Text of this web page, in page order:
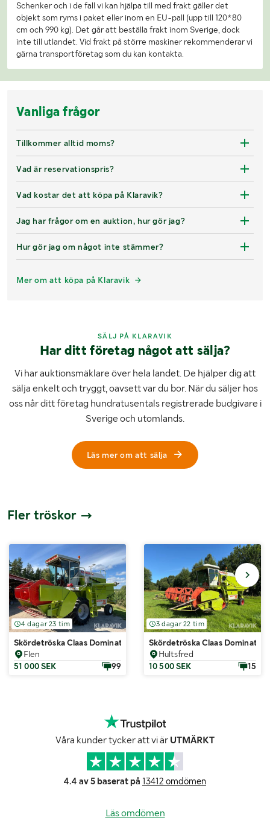
Schenker och i de fall vi kan hjälpa till med frakt gäller det
objekt som ryms i paket eller inom en EU-pall (upp till 120*80
cm och 990 kg). Det går att beställa frakt inom Sverige, dock
inte till utlandet. Vid frakt på större maskiner rekommenderar vi
gärna transportföretag som du kan kontakta.
Vanliga frågor
Tillkommer alltid moms?
Vad är reservationspris?
Vad kostar det att köpa på Klaravik?
Jag har frågor om en auktion, hur gör jag?
Hur gör jag om något inte stämmer?
Mer om att köpa på Klaravik
SÄLJ PÅ KLARAVIK
Har ditt företag något att sälja?
Vi har auktionsmäklare över hela landet. De hjälper dig att
sälja enkelt och tryggt, oavsett var du bor. När du säljer hos
oss når ditt företag hundratusentals registrerade budgivare i
Sverige och utomlands.
Läs mer om att sälja
Fler tröskor
4 dagar 23 tim
Skördetröska Claas Dominator 38s 10fot
Flen
51 000 SEK
99
3 dagar 22 tim
Skördetröska Claas Dominator
Hultsfred
10 500 SEK
15
Våra kunder tycker att vi är UTMÄRKT
4.4 av 5 baserat på 13412 omdömen
Läs omdömen